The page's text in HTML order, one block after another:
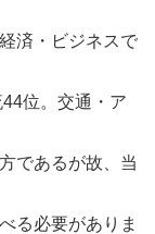
済・ビジネスで
位。交通・ア
であるが故、当
る必要がありま